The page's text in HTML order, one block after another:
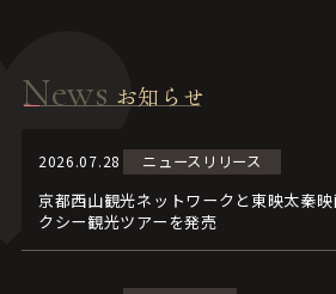
News お知らせ
2026.07.28 ニュースリリース
京都西山観光ネットワークと東映太秦
クシー観光ツアーを発売